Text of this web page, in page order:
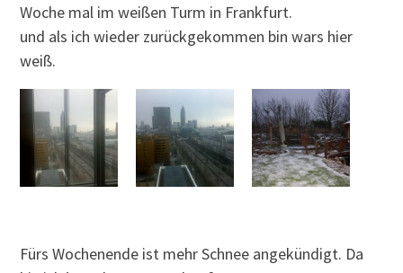
Woche mal im weißen Turm in Frankfurt.
und als ich wieder zurückgekommen bin wars hier
weiß.
Fürs Wochenende ist mehr Schnee angekündigt. Da